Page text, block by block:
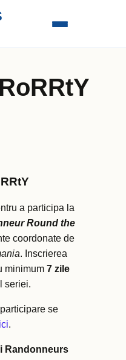
a participa la
Round the
coordonate de
. Inscrierea
minimum 7 zile
seriei.
se
.
Randonneurs